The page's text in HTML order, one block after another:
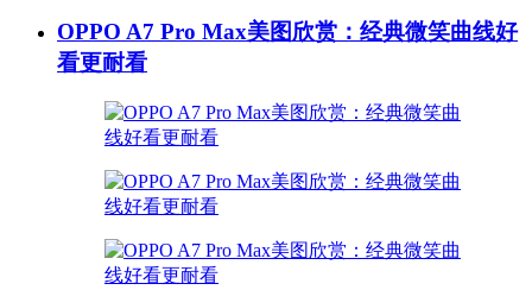
OPPO A7 Pro Max美图欣赏：经典微笑曲线好
看更耐看